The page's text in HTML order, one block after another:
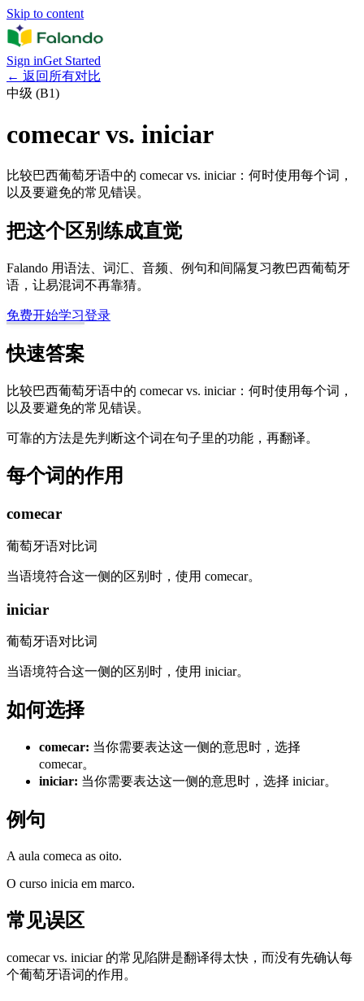
Skip to content
Sign inGet Started
← 返回所有对比
中级 (B1)
comecar vs. iniciar
比较巴西葡萄牙语中的 comecar vs. iniciar：何时使用每个词，
以及要避免的常见错误。
把这个区别练成直觉
Falando 用语法、词汇、音频、例句和间隔复习教巴西葡萄牙
语，让易混词不再靠猜。
免费开始学习登录
快速答案
比较巴西葡萄牙语中的 comecar vs. iniciar：何时使用每个词，
以及要避免的常见错误。
可靠的方法是先判断这个词在句子里的功能，再翻译。
每个词的作用
comecar
葡萄牙语对比词
当语境符合这一侧的区别时，使用 comecar。
iniciar
葡萄牙语对比词
当语境符合这一侧的区别时，使用 iniciar。
如何选择
comecar: 当你需要表达这一侧的意思时，选择
comecar。
iniciar: 当你需要表达这一侧的意思时，选择 iniciar。
例句
A aula comeca as oito.
O curso inicia em marco.
常见误区
comecar vs. iniciar 的常见陷阱是翻译得太快，而没有先确认每
个葡萄牙语词的作用。